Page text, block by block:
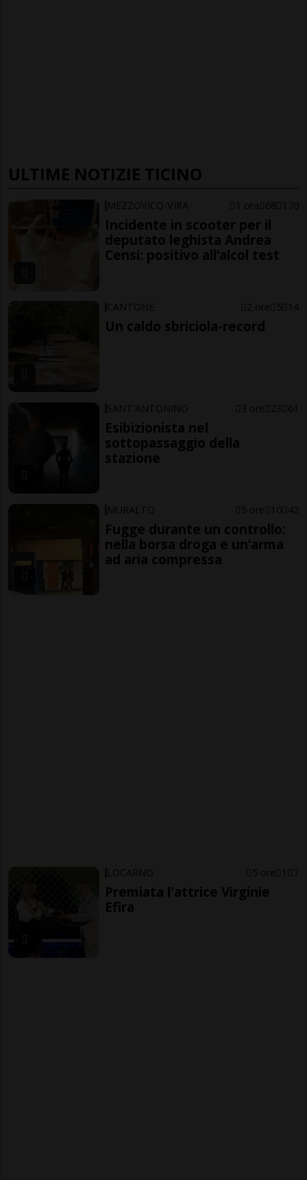
ULTIME NOTIZIE TICINO
MEZZOVICO-VIRA 1 ora 68 170
Incidente in scooter per il
deputato leghista Andrea
Censi: positivo all’alcol test
CANTONE 2 ore 5 14
Un caldo sbriciola-record
SANT'ANTONINO 3 ore 23 61
Esibizionista nel
sottopassaggio della
stazione
MURALTO 5 ore 10 42
Fugge durante un controllo:
nella borsa droga e un’arma
ad aria compressa
LOCARNO 5 ore 1 7
Premiata l'attrice Virginie
Efira